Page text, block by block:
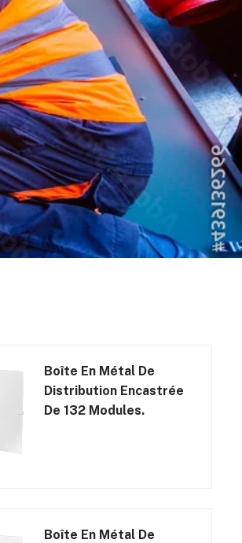
Boîte En Métal De
Distribution Encastrée
De 132 Modules.
Boîte En Métal De